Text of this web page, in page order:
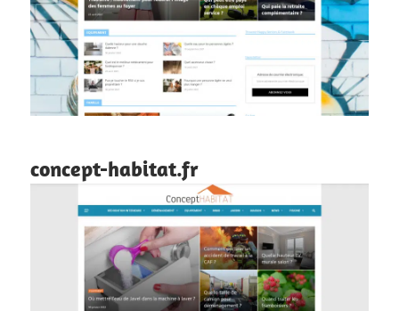
concept-habitat.fr